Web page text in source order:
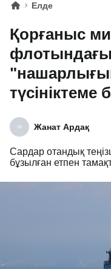
Елде
Қорғаныс
түсініктеме
Жанат Ардақ
Сардар отандық
бұзылған етпен